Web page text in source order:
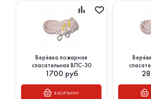
Верёвка пожарная
спасательная ВПС-30
1700 руб
В КОРЗИНУ